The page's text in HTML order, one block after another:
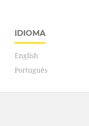
IDIOMA
English
Português